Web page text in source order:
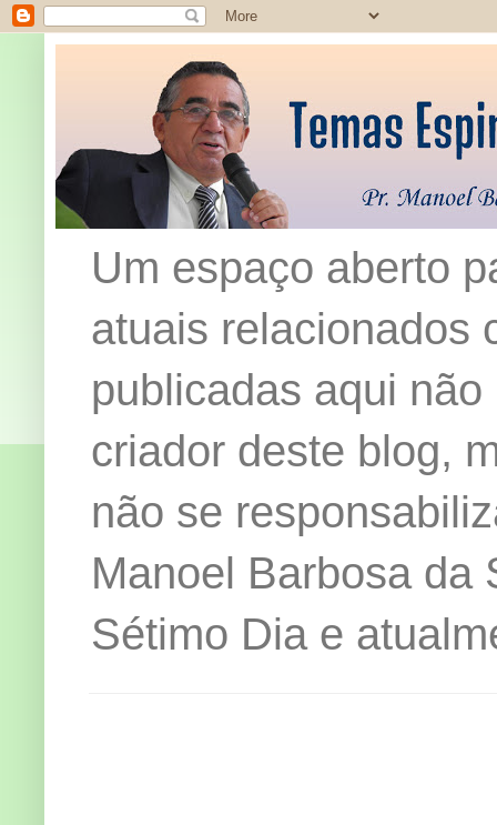
Um espaço aberto
atuais relacionados
publicadas aqui
criador deste blog,
não se
Manoel Barbosa da
Sétimo Dia e